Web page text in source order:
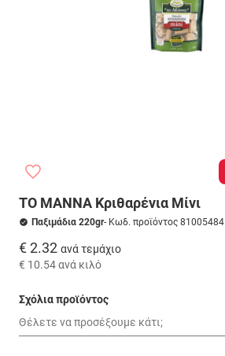
ΤΟ ΜΑΝΝΑ Κριθαρένια Μίνι
Παξιμάδια 220gr- Κωδ. προϊόντος 81005484
€ 2.32 ανά τεμάχιο
€ 10.54ανά κιλό
Σχόλια προϊόντος